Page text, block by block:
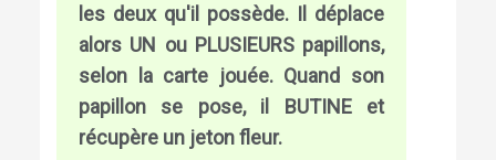
les deux qu'il possède. Il déplace
alors UN ou PLUSIEURS papillons,
selon la carte jouée. Quand son
papillon se pose, il BUTINE et
récupère un jeton fleur.